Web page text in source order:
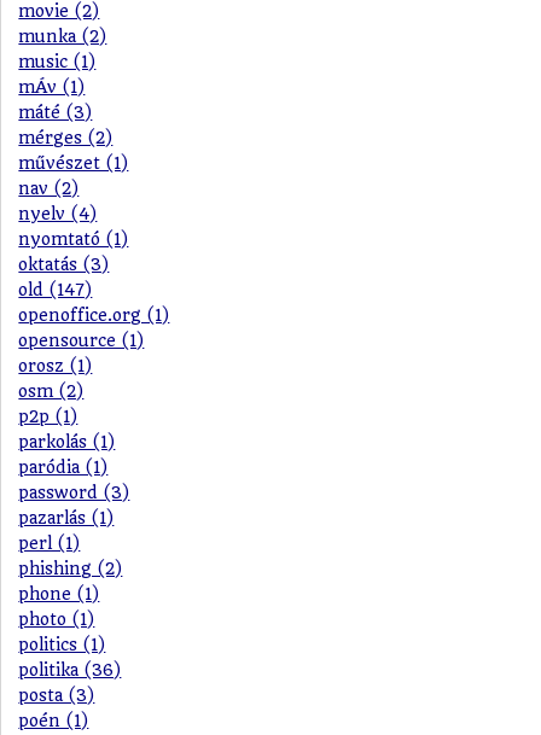
movie (2)
munka (2)
music (1)
mÁv (1)
máté (3)
mérges (2)
művészet (1)
nav (2)
nyelv (4)
nyomtató (1)
oktatás (3)
old (147)
openoffice.org (1)
opensource (1)
orosz (1)
osm (2)
p2p (1)
parkolás (1)
paródia (1)
password (3)
pazarlás (1)
perl (1)
phishing (2)
phone (1)
photo (1)
politics (1)
politika (36)
posta (3)
poén (1)